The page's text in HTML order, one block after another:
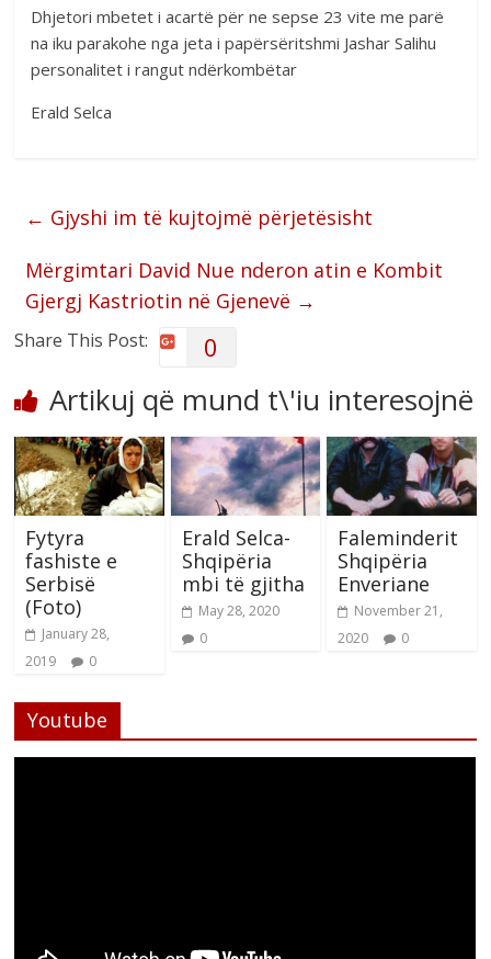
Dhjetori mbetet i acartë për ne sepse 23 vite me parë
na iku parakohe nga jeta i papërsëritshmi Jashar Salihu
personalitet i rangut ndërkombëtar
Erald Selca
← Gjyshi im të kujtojmë përjetësisht
Mërgimtari David Nue nderon atin e Kombit
Gjergj Kastriotin në Gjenevë →
Share This Post: 0
Artikuj që mund t\'iu interesojnë
Fytyra
fashiste e
Serbisë
(Foto)
January 28,
2019
0
Erald Selca-
Shqipëria
mbi të gjitha
May 28, 2020
0
Faleminderit
Shqipëria
Enveriane
November 21,
2020
0
Youtube